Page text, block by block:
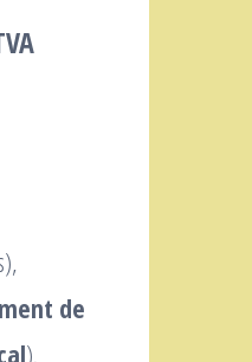
de
).